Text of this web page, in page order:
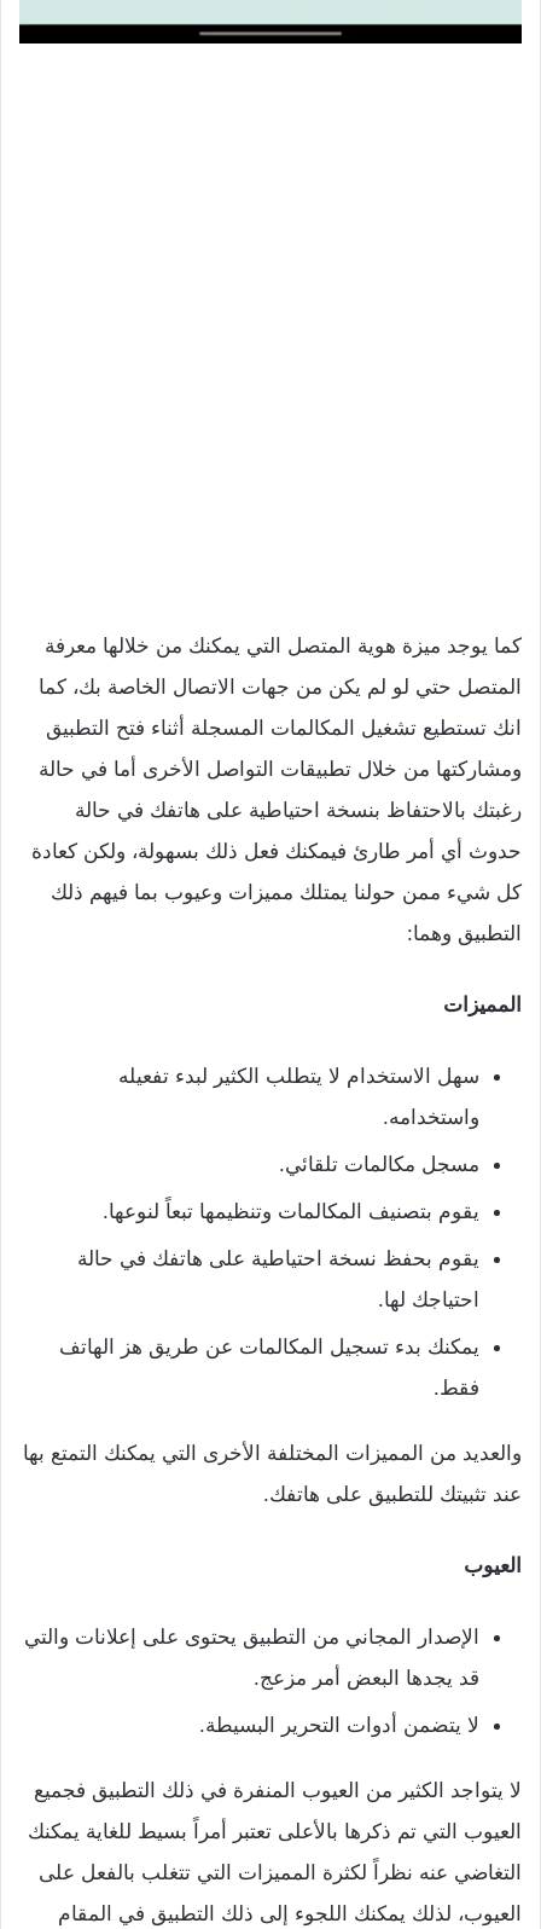
كما يوجد ميزة هوية المتصل التي يمكنك من خلالها معرفة
المتصل حتي لو لم يكن من جهات الاتصال الخاصة بك، كما
انك تستطيع تشغيل المكالمات المسجلة أثناء فتح التطبيق
ومشاركتها من خلال تطبيقات التواصل الأخرى أما في حالة
رغبتك بالاحتفاظ بنسخة احتياطية على هاتفك في حالة
حدوث أي أمر طارئ فيمكنك فعل ذلك بسهولة، ولكن كعادة
كل شيء ممن حولنا يمتلك مميزات وعيوب بما فيهم ذلك
التطبيق وهما:
المميزات
سهل الاستخدام لا يتطلب الكثير لبدء تفعيله
واستخدامه.
مسجل مكالمات تلقائي.
يقوم بتصنيف المكالمات وتنظيمها تبعاً لنوعها.
يقوم بحفظ نسخة احتياطية على هاتفك في حالة
احتياجك لها.
يمكنك بدء تسجيل المكالمات عن طريق هز الهاتف
فقط.
والعديد من المميزات المختلفة الأخرى التي يمكنك التمتع بها
عند تثبيتك للتطبيق على هاتفك.
العيوب
الإصدار المجاني من التطبيق يحتوى على إعلانات والتي
قد يجدها البعض أمر مزعج.
لا يتضمن أدوات التحرير البسيطة.
لا يتواجد الكثير من العيوب المنفرة في ذلك التطبيق فجميع
العيوب التي تم ذكرها بالأعلى تعتبر أمراً بسيط للغاية يمكنك
التغاضي عنه نظراً لكثرة المميزات التي تتغلب بالفعل على
العيوب، لذلك يمكنك اللجوء إلى ذلك التطبيق في المقام